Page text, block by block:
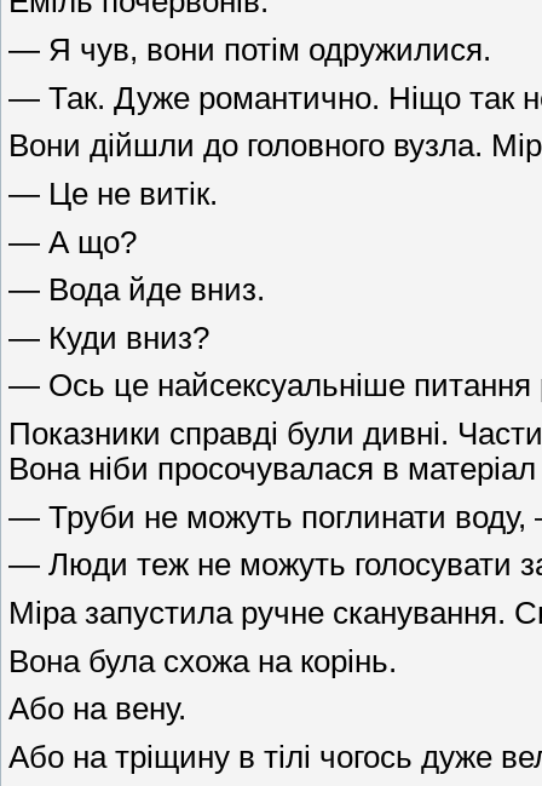
— Я чув, вони потім одружилися.
— Так. Дуже романтично. Ніщо так не
Вони дійшли до головного вузла.
— Це не витік.
— А що?
— Вода йде вниз.
— Куди вниз?
— Ось це найсексуальніше питання
Показники справді були дивні.
Вона ніби просочувалася в
— Труби не можуть поглинати воду,
— Люди теж не можуть голосувати
Міра запустила ручне сканування.
Вона була схожа на корінь.
Або на вену.
Або на тріщину в тілі чогось дуже